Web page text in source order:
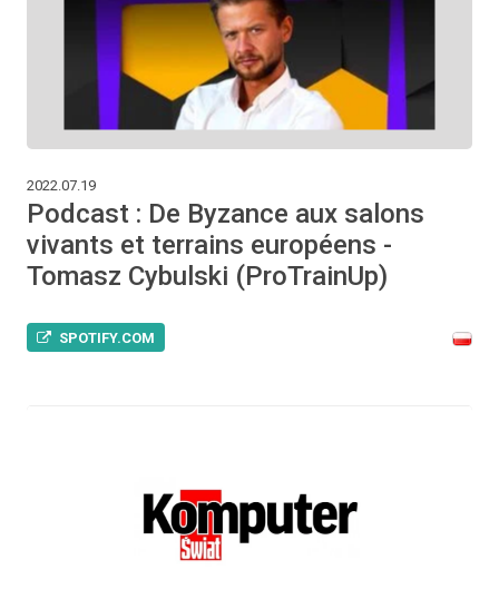
2022.07.19
Podcast : De Byzance aux salons
vivants et terrains européens -
Tomasz Cybulski (ProTrainUp)
SPOTIFY.COM